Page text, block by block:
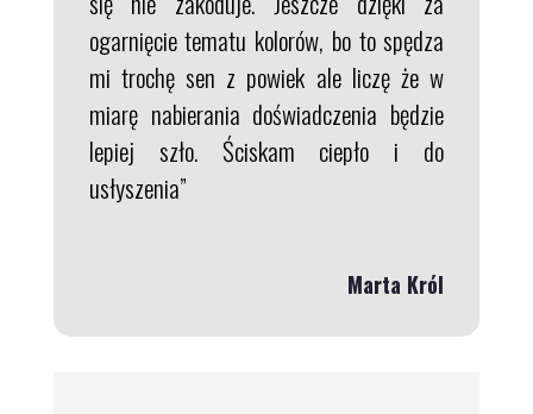
ogarnięcie tematu kolorów, bo to spędza
mi trochę sen z powiek ale liczę że w
miarę nabierania doświadczenia będzie
lepiej szło. Ściskam ciepło i do
usłyszenia”
Marta Król